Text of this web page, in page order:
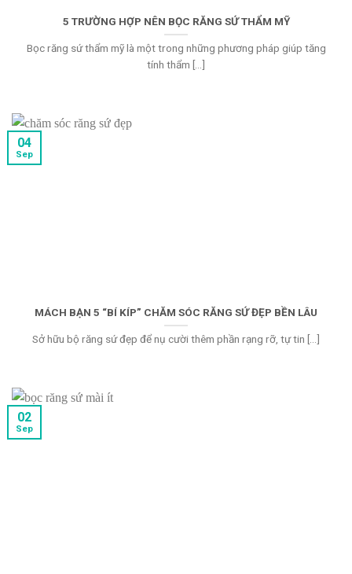
5 TRƯỜNG HỢP NÊN BỌC RĂNG SỨ THẨM MỸ
Bọc răng sứ thẩm mỹ là một trong những phương pháp giúp tăng
tính thẩm [...]
MÁCH BẠN 5 “BÍ KÍP” CHĂM SÓC RĂNG SỨ ĐẸP BỀN LÂU
Sở hữu bộ răng sứ đẹp để nụ cười thêm phần rạng rỡ, tự tin [...]
04
Sep
02
Sep